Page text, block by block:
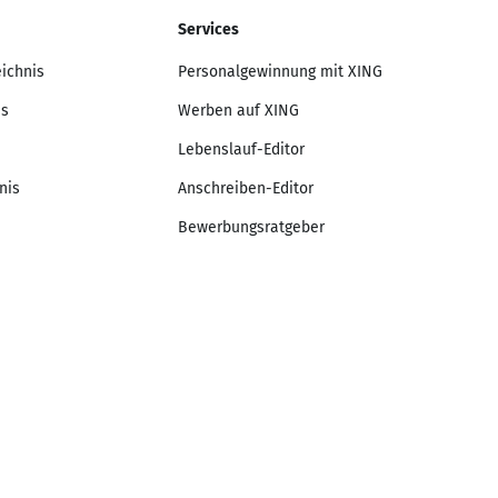
Services
Personalgewinnung mit XING
Werben auf XING
Lebenslauf-Editor
Anschreiben-Editor
Bewerbungsratgeber